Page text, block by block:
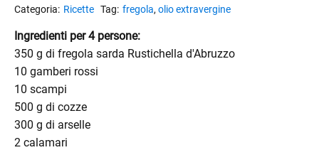
Ricette fregola, olio extravergine
Ingredienti per 4 persone:
350 g di fregola sarda Rustichella d'Abruzzo
10 gamberi rossi
10 scampi
500 g di cozze
300 g di arselle
2 calamari